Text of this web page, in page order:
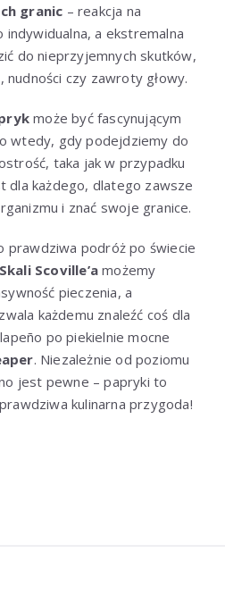
granic – reakcja na
a ekstremalna
do nieprzyjemnych skutków,
nudności czy zawroty głowy.
może być fascynującym
wtedy, gdy podejdziemy do
taka jak w przypadku
dla każdego, dlatego zawsze
i znać swoje granice.
prawdziwa podróż po świecie
Skali Scoville’a możemy
pieczenia, a
każdemu znaleźć coś dla
po piekielnie mocne
. Niezależnie od poziomu
jest pewne – papryki to
kulinarna przygoda!